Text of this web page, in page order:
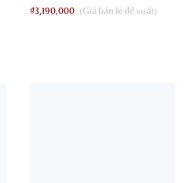
₫3,190,000